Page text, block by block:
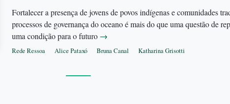
Fortalecer a presença de jovens de povos indígenas e comunidades
processos de governança do oceano é mais do que uma questão de
uma condição para o futuro →
Rede Ressoa Alice Pataxó Bruna Canal Katharina Grisotti